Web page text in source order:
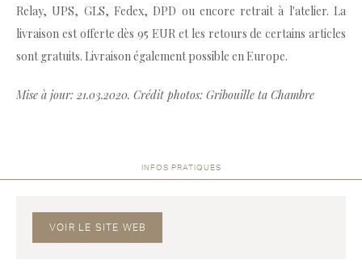
Relay, UPS, GLS, Fedex, DPD ou encore retrait à l'atelier. La
livraison est offerte dès 95 EUR et les retours de certains articles
sont gratuits. Livraison également possible en Europe.
Mise à jour: 21.03.2020. Crédit photos: Gribouille ta Chambre
INFOS PRATIQUES
VOIR LE SITE WEB